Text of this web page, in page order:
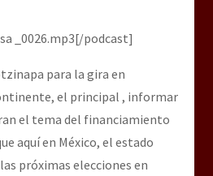
_0026.mp3[/podcast]
para la gira en
el principal , informar
el tema del financiamiento
aquí en México, el estado
próximas elecciones en